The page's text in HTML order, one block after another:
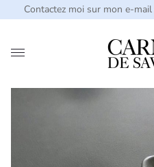
Contactez moi sur mon e-mail